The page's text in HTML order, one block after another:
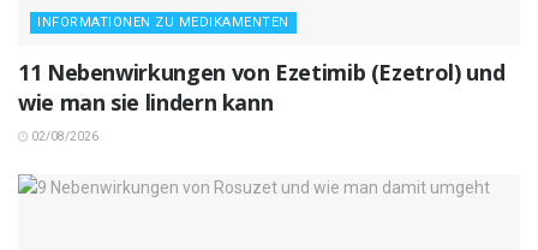
INFORMATIONEN ZU MEDIKAMENTEN
11 Nebenwirkungen von Ezetimib (Ezetrol) und
wie man sie lindern kann
02/08/2026